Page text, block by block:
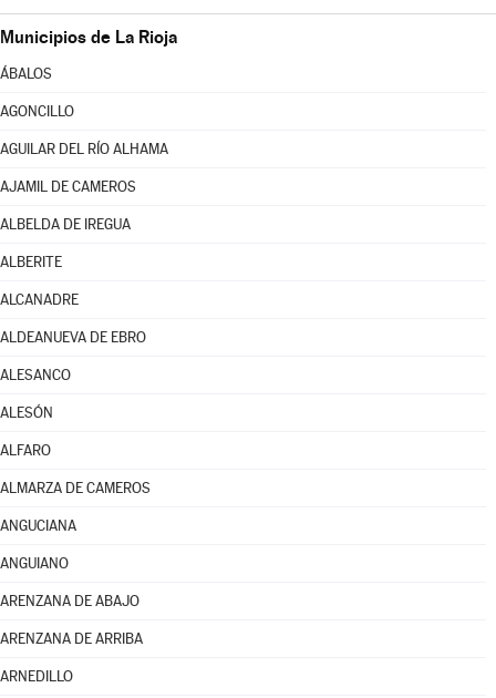
Municipios de La Rioja
ÁBALOS
AGONCILLO
AGUILAR DEL RÍO ALHAMA
AJAMIL DE CAMEROS
ALBELDA DE IREGUA
ALBERITE
ALCANADRE
ALDEANUEVA DE EBRO
ALESANCO
ALESÓN
ALFARO
ALMARZA DE CAMEROS
ANGUCIANA
ANGUIANO
ARENZANA DE ABAJO
ARENZANA DE ARRIBA
ARNEDILLO